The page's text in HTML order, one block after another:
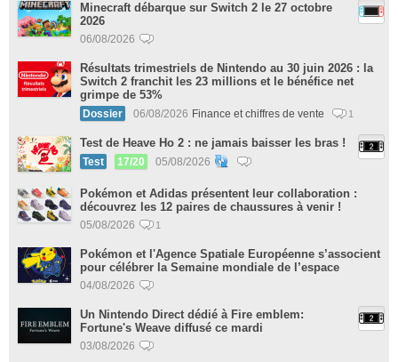
Minecraft débarque sur Switch 2 le 27 octobre
2026
06/08/2026
Résultats trimestriels de Nintendo au 30 juin 2026 : la
Switch 2 franchit les 23 millions et le bénéfice net
grimpe de 53%
Dossier 06/08/2026 Finance et chiffres de vente 1
Test de Heave Ho 2 : ne jamais baisser les bras !
Test 17/20 05/08/2026
Pokémon et Adidas présentent leur collaboration :
découvrez les 12 paires de chaussures à venir !
05/08/2026 1
Pokémon et l'Agence Spatiale Européenne s’associent
pour célébrer la Semaine mondiale de l’espace
04/08/2026
Un Nintendo Direct dédié à Fire emblem:
Fortune's Weave diffusé ce mardi
03/08/2026